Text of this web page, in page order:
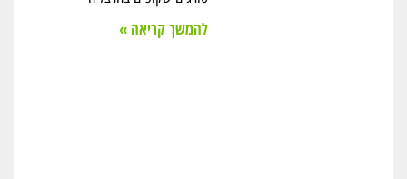
להמשך קריאה »